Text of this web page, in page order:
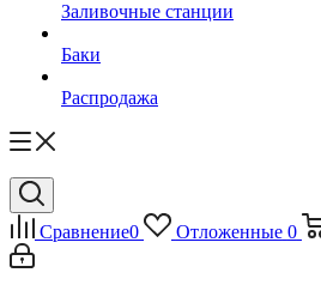
Заливочные станции
Баки
Распродажа
Сравнение0 Отложенные 0